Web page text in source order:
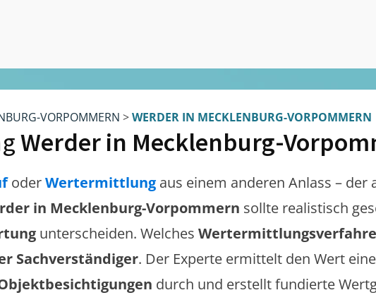
VORPOMMERN >WERDER IN MECKLENBURG-VORPOMMERN
Werder in Mecklenburg-
oderWertermittlung aus einem anderen Anlass – der
in Mecklenburg-Vorpommern sollte realistisch
unterscheiden. Welches
Sachverständiger. Der Experte ermittelt den Wert
durch und erstellt fundierte